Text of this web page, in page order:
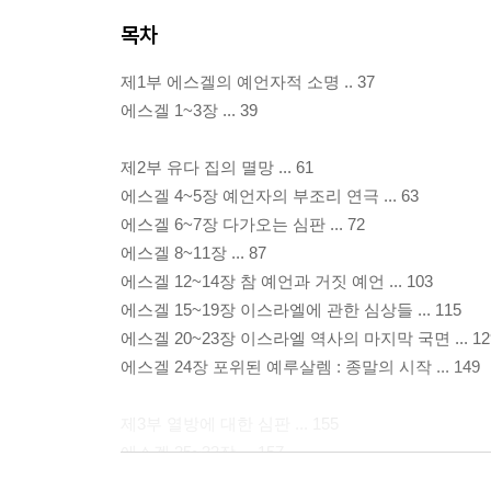
목차
제1부 에스겔의 예언자적 소명 .. 37
에스겔 1~3장 ... 39
제2부 유다 집의 멸망 ... 61
에스겔 4~5장 예언자의 부조리 연극 ... 63
에스겔 6~7장 다가오는 심판 ... 72
에스겔 8~11장 ... 87
에스겔 12~14장 참 예언과 거짓 예언 ... 103
에스겔 15~19장 이스라엘에 관한 심상들 ... 115
에스겔 20~23장 이스라엘 역사의 마지막 국면 ...
에스겔 24장 포위된 예루살렘 : 종말의 시작 ... 149
에스겔 25~32장 ... 157